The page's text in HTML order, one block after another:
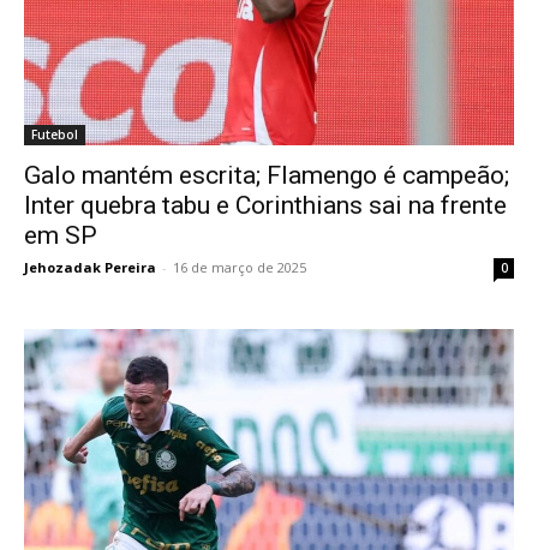
Futebol
Galo mantém escrita; Flamengo é campeão;
Inter quebra tabu e Corinthians sai na frente
em SP
Jehozadak Pereira - 16 de março de 2025 0